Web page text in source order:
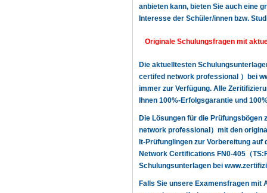
anbieten kann, bieten Sie auch eine
Interesse der Schüler/innen bzw.
Originale Schulungsfragen mit
Die aktuelltesten
certifed network professional ）bei
immer zur Verfügung. Alle
Ihnen 100%-Erfolgsgarantie und
Die Lösungen für die
network professional）mit den
It-Prüfunglingen zur Vorbereitung
Network Certifications FN0-405（
Schulungsunterlagen bei
Falls Sie unsere Examensfragen mit